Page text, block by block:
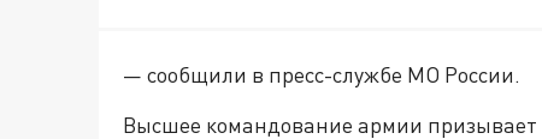
— сообщили в пресс-службе МО России.
Высшее командование армии призывает